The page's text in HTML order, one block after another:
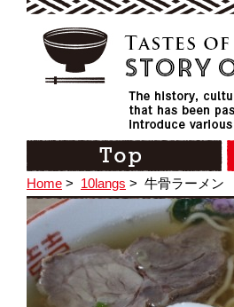
Home > 10langs > 牛骨ラーメン